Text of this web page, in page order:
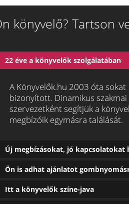
könyvelő? Tartson
22 éve a könyvelők szolgálatában
A Könyvelők.hu 2003 óta sokat
bizonyított. Dinamikus szakmai
szervezetként segítjük a
megbízóik egymásra találását.
Új megbízásokat, jó kapcsolatokat
Ön is adhat ajánlatot
Itt a könyvelők színe-java